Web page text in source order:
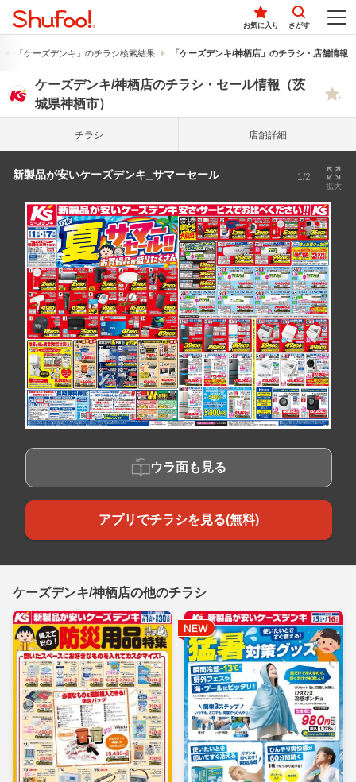
お気に入り さがす
「ケーズデンキ」のチラシ検索結果 「ケーズデンキ/神栖店」のチラシ・店舗情報
ケーズデンキ/神栖店のチラシ・セール情報（茨
城県神栖市）
チラシ 店舗詳細
新製品が安いケーズデンキ_サマーセール 1/2
拡大
ウラ面も見る
アプリでチラシを見る(無料)
ケーズデンキ/神栖店の他のチラシ